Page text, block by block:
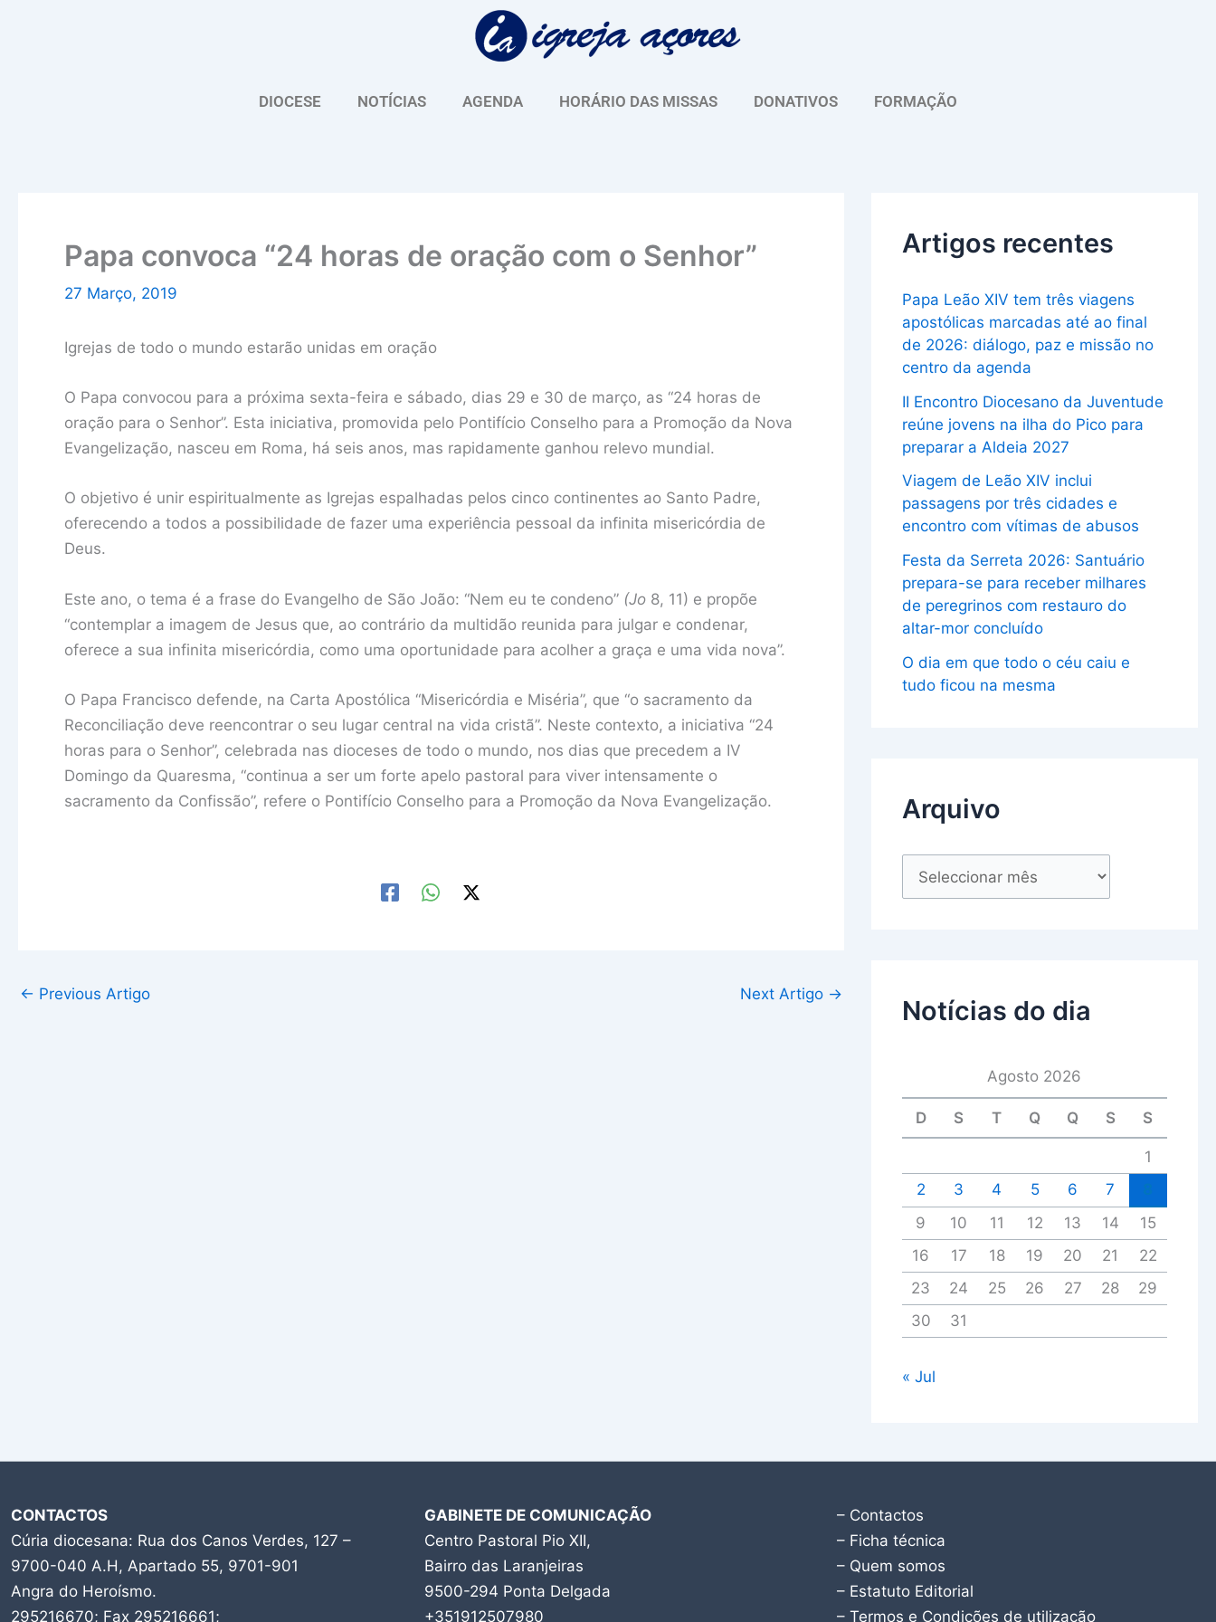
DIOCESE NOTÍCIAS AGENDA HORÁRIO DAS MISSAS DONATIVOS FORMAÇÃO
Papa convoca “24 horas de oração com o Senhor”
27 Março, 2019
Igrejas de todo o mundo estarão unidas em oração
O Papa convocou para a próxima sexta-feira e sábado, dias 29 e 30 de março, as “24 horas de
oração para o Senhor”. Esta iniciativa, promovida pelo Pontifício Conselho para a Promoção da Nova
Evangelização, nasceu em Roma, há seis anos, mas rapidamente ganhou relevo mundial.
O objetivo é unir espiritualmente as Igrejas espalhadas pelos cinco continentes ao Santo Padre,
oferecendo a todos a possibilidade de fazer uma experiência pessoal da infinita misericórdia de
Deus.
Este ano, o tema é a frase do Evangelho de São João: “Nem eu te condeno” (Jo 8, 11) e propõe
“contemplar a imagem de Jesus que, ao contrário da multidão reunida para julgar e condenar,
oferece a sua infinita misericórdia, como uma oportunidade para acolher a graça e uma vida nova”.
O Papa Francisco defende, na Carta Apostólica “Misericórdia e Miséria”, que “o sacramento da
Reconciliação deve reencontrar o seu lugar central na vida cristã”. Neste contexto, a iniciativa “24
horas para o Senhor”, celebrada nas dioceses de todo o mundo, nos dias que precedem a IV
Domingo da Quaresma, “continua a ser um forte apelo pastoral para viver intensamente o
sacramento da Confissão”, refere o Pontifício Conselho para a Promoção da Nova Evangelização.
← Previous Artigo Next Artigo →
Artigos recentes
Papa Leão XIV tem três viagens
apostólicas marcadas até ao final
de 2026: diálogo, paz e missão no
centro da agenda
II Encontro Diocesano da Juventude
reúne jovens na ilha do Pico para
preparar a Aldeia 2027
Viagem de Leão XIV inclui
passagens por três cidades e
encontro com vítimas de abusos
Festa da Serreta 2026: Santuário
prepara-se para receber milhares
de peregrinos com restauro do
altar-mor concluído
O dia em que todo o céu caiu e
tudo ficou na mesma
Arquivo
u
Notícias do dia
Agosto 2026
D S T Q Q S S
1
2
3 4 5 6 7
9
10 11 12 13 14
15
16
17 18 19 20 21
22
23
24 25 26 27 28
29
30
31
« Jul
CONTACTOS
Cúria diocesana: Rua dos Canos Verdes, 127 –
9700-040 A.H, Apartado 55, 9701-901
Angra do Heroísmo.
295216670; Fax 295216661;
GABINETE DE COMUNICAÇÃO
Centro Pastoral Pio XII,
Bairro das Laranjeiras
9500-294 Ponta Delgada
+351912507980
– Contactos
– Ficha técnica
– Quem somos
– Estatuto Editorial
– Termos e Condições de utilização